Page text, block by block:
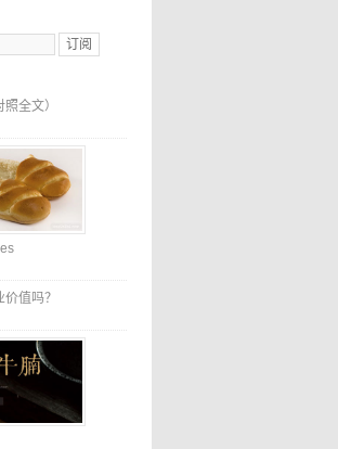
全文）
值吗？